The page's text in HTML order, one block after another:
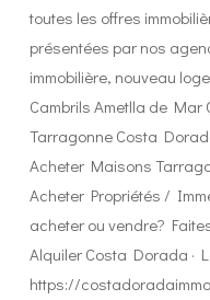
toutes les offres
présentées par nos
immobilière, nouveau
Cambrils Ametlla de Mar
Tarragonne Costa
Acheter Maisons
Acheter Propriétés /
acheter ou vendre?
Alquiler Costa Dorada ·
https://